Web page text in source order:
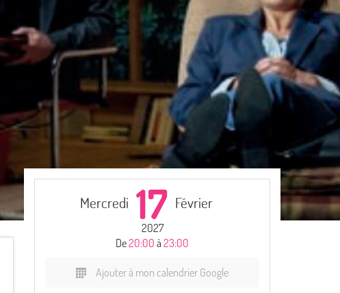
Mercredi 17 Février
2027
De20:00 à 23:00
Ajouter à mon calendrier Google